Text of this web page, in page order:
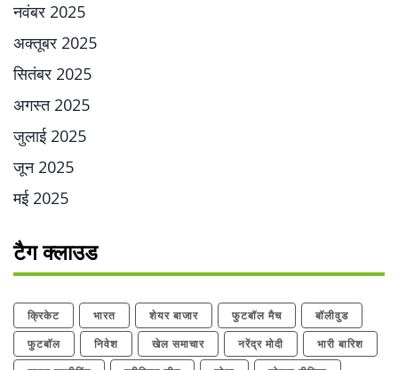
नवंबर 2025
अक्तूबर 2025
सितंबर 2025
अगस्त 2025
जुलाई 2025
जून 2025
मई 2025
टैग क्लाउड
क्रिकेट भारत शेयर बाजार फुटबॉल मैच
बॉलीवुड
फुटबॉल
निवेश खेल समाचार नरेंद्र मोदी
भारी बारिश